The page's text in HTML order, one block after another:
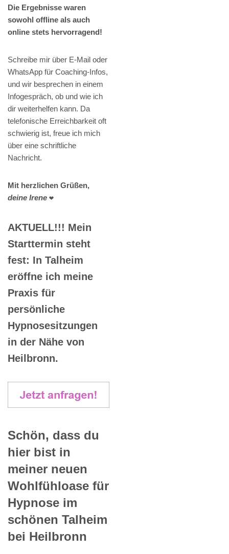
Die Ergebnisse waren
sowohl offline als auch
online stets hervorragend!
Schreibe mir über E-Mail oder
WhatsApp für Coaching-Infos,
und wir besprechen in einem
Infogespräch, ob und wie ich
dir weiterhelfen kann. Da
telefonische Erreichbarkeit oft
schwierig ist, freue ich mich
über eine schriftliche
Nachricht.
Mit herzlichen Grüßen,
deine Irene ❤️
AKTUELL!!! Mein
Starttermin steht
fest: In Talheim
eröffne ich meine
Praxis für
persönliche
Hypnosesitzungen
in der Nähe von
Heilbronn.
Schön, dass du
hier bist in
meiner neuen
Wohlfühloase für
Hypnose im
schönen Talheim
bei Heilbronn